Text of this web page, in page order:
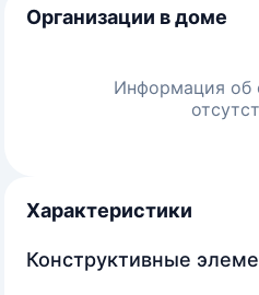
Организации в доме
Информация об
Характеристики
Конструктивные